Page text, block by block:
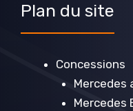
Plan du site
Concessions
Mercedes
Mercedes